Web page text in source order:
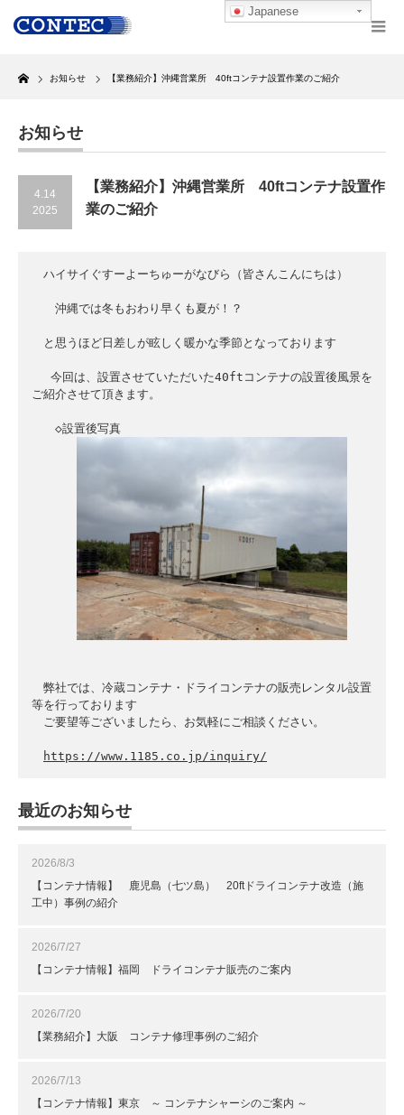
Home
お知らせ 【業務紹介】沖縄営業所 40ftコンテナ設置作業のご紹介
お知らせ
4.14
2025
【業務紹介】沖縄営業所 40ftコンテナ設置作
業のご紹介
ハイサイぐすーよーちゅーがなびら（皆さんこんにちは）
沖縄では冬もおわり早くも夏が！？
と思うほど日差しが眩しく暖かな季節となっております
今回は、設置させていただいた40ftコンテナの設置後風景を
ご紹介させて頂きます。
◇設置後写真
弊社では、冷蔵コンテナ・ドライコンテナの販売レンタル設置
等を行っております
ご要望等ございましたら、お気軽にご相談ください。
https://www.1185.co.jp/inquiry/
最近のお知らせ
2026/8/3
【コンテナ情報】 鹿児島（七ツ島） 20ftドライコンテナ改造（施
工中）事例の紹介
2026/7/27
【コンテナ情報】福岡 ドライコンテナ販売のご案内
2026/7/20
【業務紹介】大阪 コンテナ修理事例のご紹介
2026/7/13
【コンテナ情報】東京 ～ コンテナシャーシのご案内 ～
Japanese